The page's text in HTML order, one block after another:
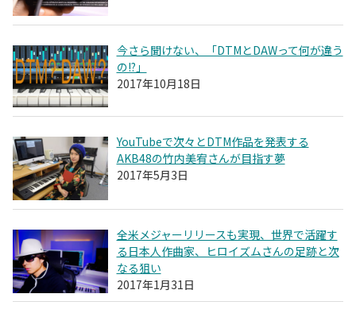
今さら聞けない、「DTMとDAWって何が違う
の!?」
2017年10月18日
YouTubeで次々とDTM作品を発表する
AKB48の竹内美宥さんが目指す夢
2017年5月3日
全米メジャーリリースも実現、世界で活躍す
る日本人作曲家、ヒロイズムさんの足跡と次
なる狙い
2017年1月31日